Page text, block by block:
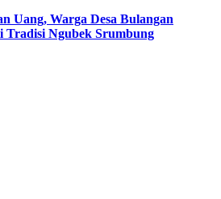
Uang, Warga Desa Bulangan
Ngubek Srumbung